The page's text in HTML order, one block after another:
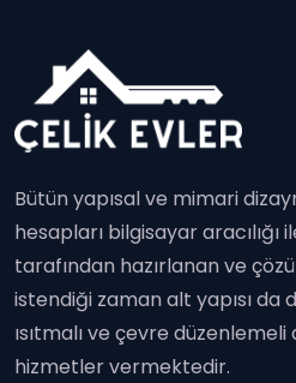
Bütün yapısal ve mimari
hesapları bilgisayar
tarafından hazırlanan ve
istendiği zaman alt yapısı da
ısıtmalı ve çevre
hizmetler vermektedir.